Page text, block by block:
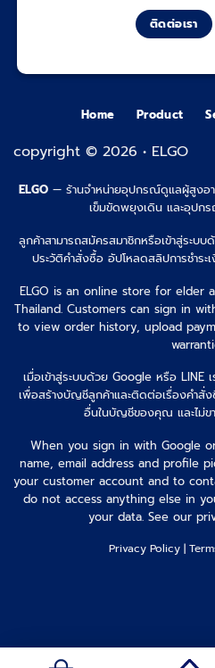
ติดต่อเรา
copyright © 2026 • ELGO
Home Product
ELGO — ร้านจำหน่ายอุปกรณ์ดูแลผู้สูงอ
เข็มขัดพยุงเดิน และอุปก
ลูกค้าสามารถสมัครสมาชิกหรือเข้าสู่ระ
ประวัติคำสั่งซื้อ อัปโหลดสลิปการชำระ
ELGO is an online store for elder
Thailand. Customers can sign in
to view order history, upload
เมื่อเข้าสู่ระบบด้วย Google หรือ LINE
เพื่อสร้างบัญชีลูกค้าและติดต่อเรื่องคำสั่ง
อื่นในบัญชีของคุณ และไม่ข
When you sign in with Google
name, email address and profile
your customer account and to
do not access anything else in
your data. See our
Privacy Policy |